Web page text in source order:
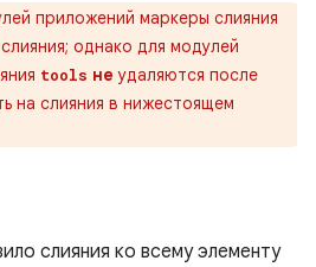
приложений маркеры слияния
однако для модулей
tools не удаляются после
на слияния в нижестоящем
слияния ко всему элементу